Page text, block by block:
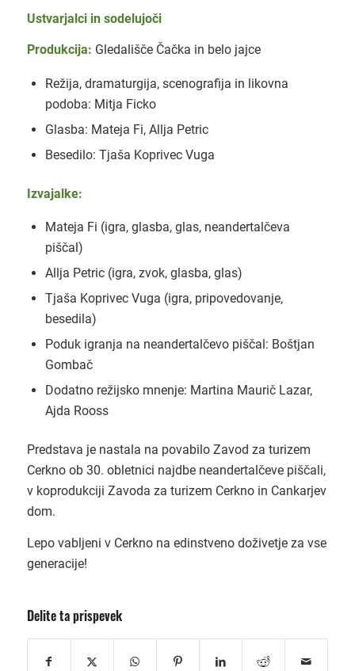
Ustvarjalci in sodelujoči
Produkcija: Gledališče Čačka in belo jajce
Režija, dramaturgija, scenografija in likovna
podoba: Mitja Ficko
Glasba: Mateja Fi, Allja Petric
Besedilo: Tjaša Koprivec Vuga
Izvajalke:
Mateja Fi (igra, glasba, glas, neandertalčeva
piščal)
Allja Petric (igra, zvok, glasba, glas)
Tjaša Koprivec Vuga (igra, pripovedovanje,
besedila)
Poduk igranja na neandertalčevo piščal: Boštjan
Gombač
Dodatno režijsko mnenje: Martina Maurič Lazar,
Ajda Rooss
Predstava je nastala na povabilo Zavod za turizem
Cerkno ob 30. obletnici najdbe neandertalčeve piščali,
v koprodukciji Zavoda za turizem Cerkno in Cankarjev
dom.
Lepo vabljeni v Cerkno na edinstveno doživetje za vse
generacije!
Delite ta prispevek